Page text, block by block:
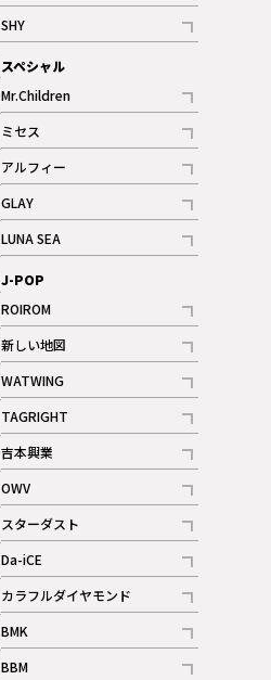
記事
SHY
記事
スペシャル
Mr.Children
記事
ミセス
記事
アルフィー
記事
GLAY
記事
LUNA SEA
記事
J-POP
ROIROM
記事
新しい地図
記事
WATWING
記事
TAGRIGHT
記事
吉本興業
記事
OWV
記事
ギャラリー
スターダスト
記事
Da-iCE
記事
カラフルダイヤモンド
記事
BMK
記事
BBM